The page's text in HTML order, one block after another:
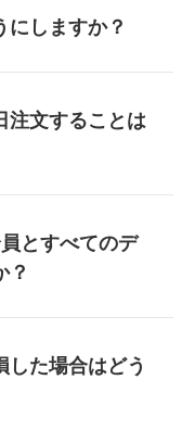
のモバイルネットワー
雑した場合、速度に影
リシーに基づく速度制
にしますか？
自宅へのお届け（チェ
のどの郵便ポストに投
での行列はありませ
注文することは
ホテルへのお届けの場
のオプションを確認い
とすべてのデ
？
ン、タブレット、ノー
クも同梱しています。
た場合はどう